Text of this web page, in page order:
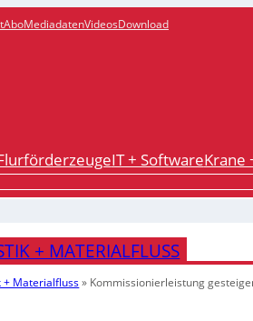
AboMediadatenVideosDownload
IT + SoftwareKrane
+ MATERIALFLUSS
+ Materialfluss» Kommissionierleistung